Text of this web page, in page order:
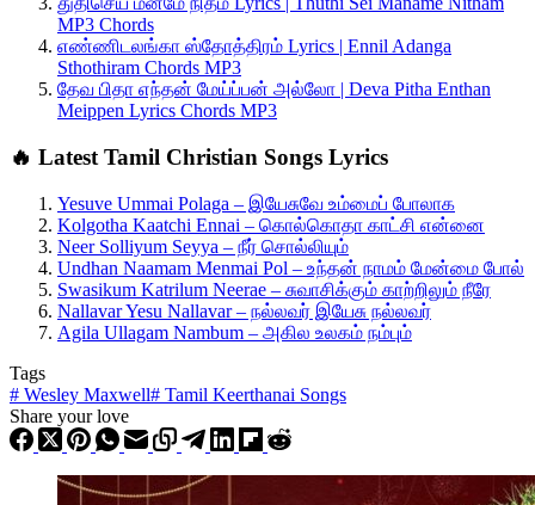
MP3 Chords
எண்ணிடலங்கா ஸ்தோத்திரம் Lyrics | Ennil Adanga
Sthothiram Chords MP3
தேவ பிதா எந்தன் மேய்ப்பன் அல்லோ | Deva Pitha Enthan
Meippen Lyrics Chords MP3
🔥 Latest Tamil Christian Songs Lyrics
Yesuve Ummai Polaga – இயேசுவே உம்மைப் போலாக
Kolgotha Kaatchi Ennai – கொல்கொதா காட்சி என்னை
Neer Solliyum Seyya – நீர் சொல்லியும்
Undhan Naamam Menmai Pol – உந்தன் நாமம் மேன்மை போல்
Swasikum Katrilum Neerae – சுவாசிக்கும் காற்றிலும் நீரே
Nallavar Yesu Nallavar – நல்லவர் இயேசு நல்லவர்
Agila Ullagam Nambum – அகில உலகம் நம்பும்
Tags
# Wesley Maxwell# Tamil Keerthanai Songs
Share your love